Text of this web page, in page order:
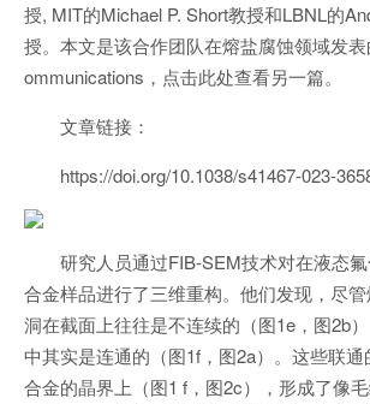
授, MIT的Michael P. Short教授和LBNL的
授。本文是该合作团队在熔盐腐蚀领域发
ommunications，点击此处查看另一篇。
文章链接：
https://doi.org/10.1038/s41467-023-
研究人员通过FIB-SEM技术对在液态
合金样品进行了三维重构。他们发现，尽
洞在截面上往往是不连续的（图1e，图2b
中其实是连通的（图1f，图2a）。这些联
合金的晶界上（图1 f，图2c），形成了像